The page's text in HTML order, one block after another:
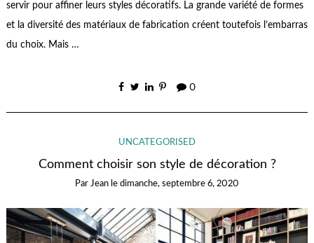
servir pour affiner leurs styles décoratifs. La grande variété de formes
et la diversité des matériaux de fabrication créent toutefois l’embarras
du choix. Mais …
0
UNCATEGORISED
Comment choisir son style de décoration ?
Par Jean le dimanche, septembre 6, 2020